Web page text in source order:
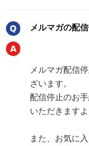
メルマガの配
メルマガ配信
ざいます。
配信停止のお
いただきます
また、お気に